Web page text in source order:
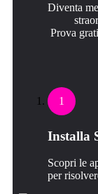
Diventa
Prova
1
Installa
Scopri le
per